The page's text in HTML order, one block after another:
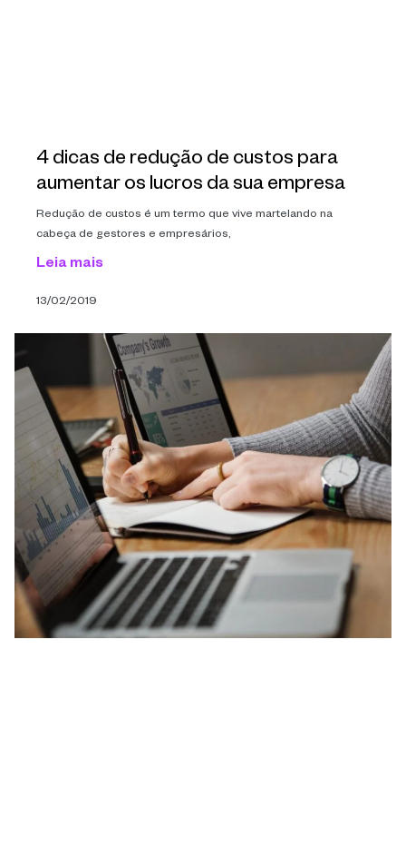
4 dicas de redução de custos para
aumentar os lucros da sua empresa
Redução de custos é um termo que vive martelando na
cabeça de gestores e empresários,
Leia mais
13/02/2019